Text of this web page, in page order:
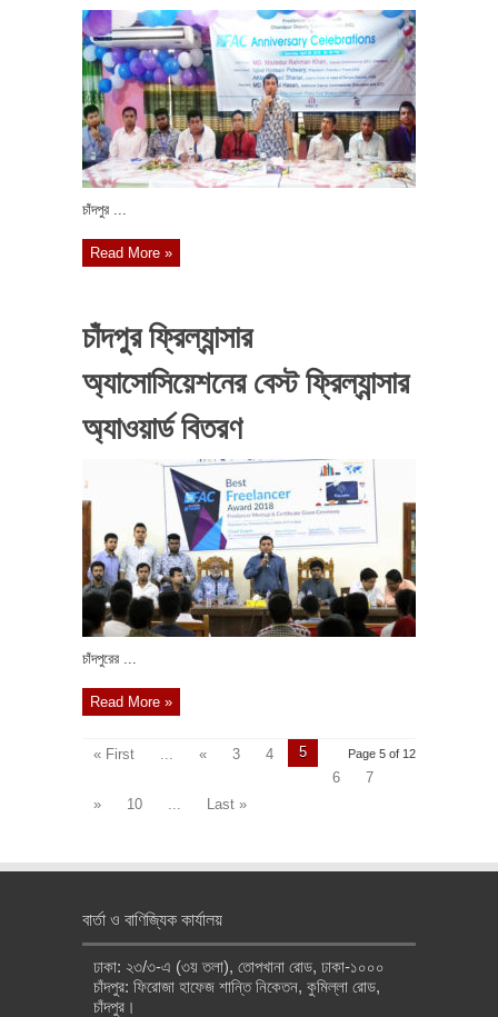
চাঁদপুর ...
Read More »
চাঁদপুর ফ্রিল্যান্সার
অ্যাসোসিয়েশনের বেস্ট ফ্রিল্যান্সার
অ্যাওয়ার্ড বিতরণ
চাঁদপুরের ...
Read More »
Page 5 of 12
« First « 3 4
5
6
7
»
10 Last »
বার্তা ও বাণিজ্যিক কার্যালয়
ঢাকা: ২৩/৩-এ (৩য় তলা), তোপখানা রোড, ঢাকা-১০০০
চাঁদপুর: ফিরোজা হাফেজ শান্তি নিকেতন, কুমিল্লা রোড,
চাঁদপুর।